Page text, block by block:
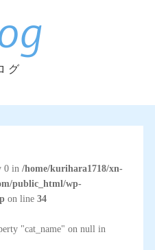
グ
0 in /home/kurihara1718/xn-
public_html/wp-
on line 34
"cat_name" on null in